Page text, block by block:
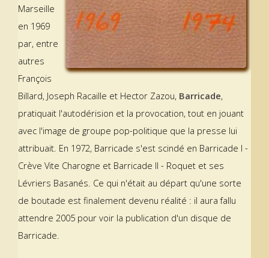
Marseille
en 1969
par, entre
autres
François
Billard, Joseph Racaille et Hector Zazou, Barricade,
pratiquait l'autodérision et la provocation, tout en jouant
avec l'image de groupe pop-politique que la presse lui
attribuait. En 1972, Barricade s'est scindé en Barricade I -
Crève Vite Charogne et Barricade II - Roquet et ses
Lévriers Basanés. Ce qui n'était au départ qu'une sorte
de boutade est finalement devenu réalité : il aura fallu
attendre 2005 pour voir la publication d'un disque de
Barricade.